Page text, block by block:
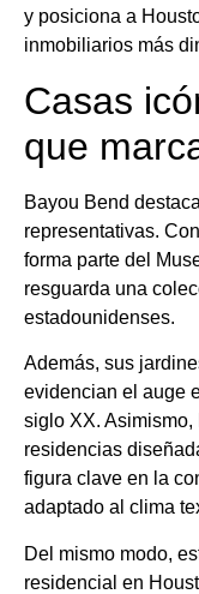
y posiciona a
inmobiliarios más
Casas
que
Bayou Bend
representativas.
forma parte del
resguarda una
estadounidenses.
Además, sus
evidencian el auge
siglo XX.
residencias
figura clave en la
adaptado al clima
Del mismo modo,
residencial en